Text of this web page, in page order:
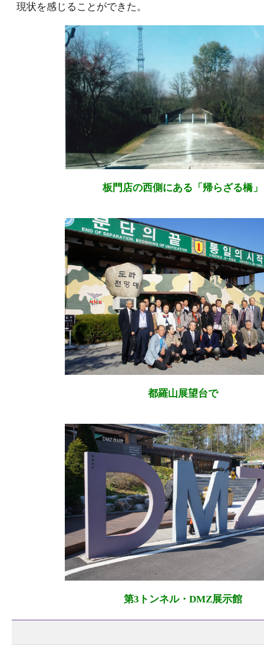
現状を感じることができた。
板門店の西側にある「帰らざる橋」
都羅山展望台で
第3トンネル・DMZ展示館